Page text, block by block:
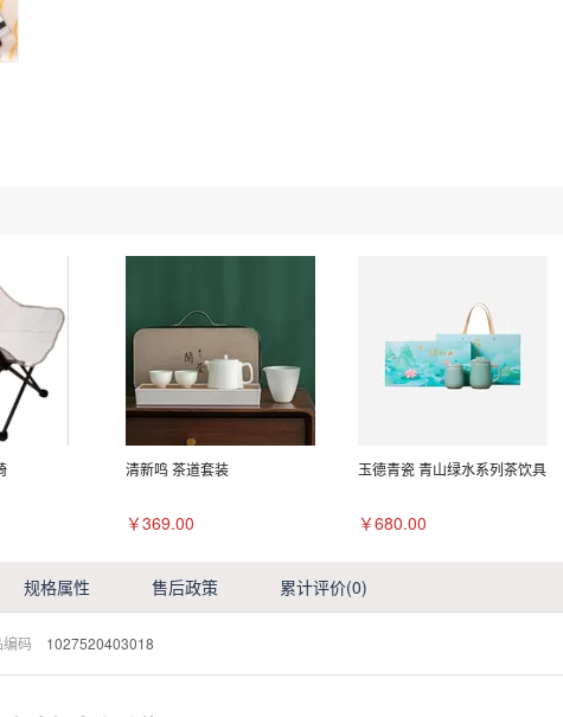
清新鸣 茶道套装
￥369.00
玉德青瓷 青山绿水系列茶饮具
￥680.00
规格属性 售后政策 累计评价(0)
编码 1027520403018